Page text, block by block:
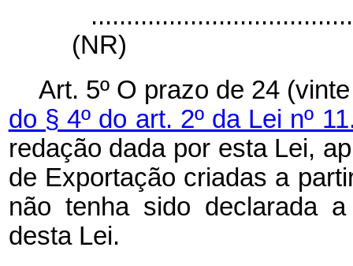
(NR)
Art. 5º O prazo de 24
do § 4º do art. 2º da Lei nº
redação dada por esta Lei,
de Exportação criadas a
não tenha sido declarada
desta Lei.